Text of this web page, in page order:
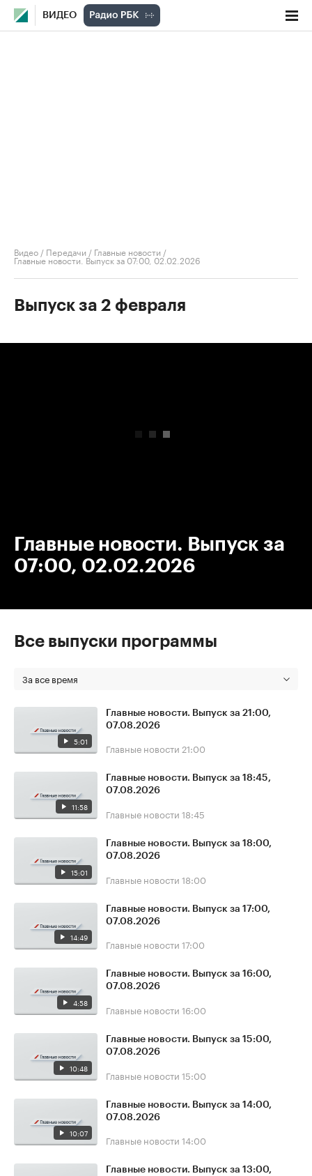
ВИДЕО
Видео / Передачи / Главные новости /
Главные новости. Выпуск за 07:00, 02.02.2026
Выпуск за 2 февраля
Главные новости. Выпуск за
07:00, 02.02.2026
Все выпуски программы
За все время
5:01
Главные новости. Выпуск за 21:00,
07.08.2026
Главные новости 21:00
11:58
Главные новости. Выпуск за 18:45,
07.08.2026
Главные новости 18:45
15:01
Главные новости. Выпуск за 18:00,
07.08.2026
Главные новости 18:00
14:49
Главные новости. Выпуск за 17:00,
07.08.2026
Главные новости 17:00
4:58
Главные новости. Выпуск за 16:00,
07.08.2026
Главные новости 16:00
10:48
Главные новости. Выпуск за 15:00,
07.08.2026
Главные новости 15:00
10:07
Главные новости. Выпуск за 14:00,
07.08.2026
Главные новости 14:00
Главные новости. Выпуск за 13:00,